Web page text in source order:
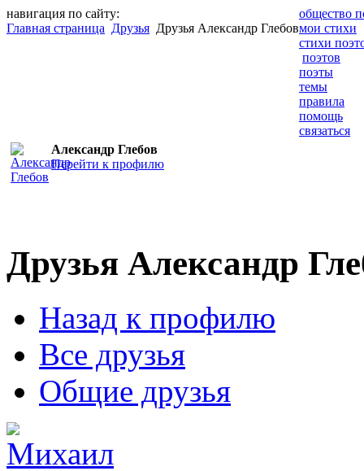
навигация по сайту:
Главная страница Друзья Друзья Александр Глебов
общество
мои стихи
стихи
поэтов
поэты
темы
правила
помощь
связаться
Александр Глебов
Перейти к профилю
Друзья Александр
Назад к профилю
Все друзья
Общие друзья